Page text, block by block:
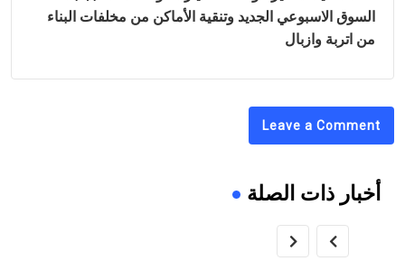
السوق الاسبوعي الجديد وتنقية الأماكن من مخلفات البناء
من اتربة وازبال
Leave a Comment
أخبار ذات الصلة